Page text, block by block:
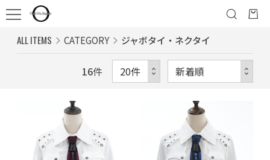
ALL ITEMS CATEGORY ジャボタイ・ネクタイ
16件